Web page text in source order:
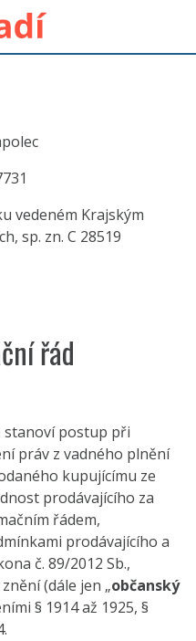
vedeném Krajským
sp. zn. C 28519
řád
stanoví postup při
práv z vadného plnění
kupujícímu ze
prodávajícího za
řádem,
prodávajícího a
č. 89/2012 Sb.,
(dále jen „občanský
§ 1914 až 1925, §